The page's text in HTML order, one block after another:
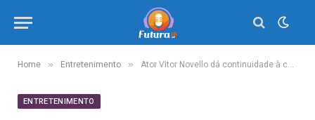
Home » Entretenimento » Ator Vitor Novello dá continuidade à carreira de cantor e lança em fevereiro o autoral e contemplativo disco ‘Perto’
ENTRETENIMENTO